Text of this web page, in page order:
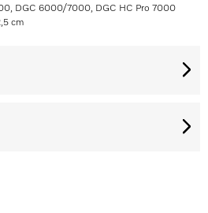
DGC 6000/7000, DGC HC Pro 7000
cm